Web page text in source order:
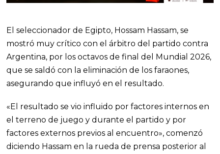
El seleccionador de Egipto, Hossam Hassam, se
mostró muy crítico con el árbitro del partido contra
Argentina, por los octavos de final del Mundial 2026,
que se saldó con la eliminación de los faraones,
asegurando que influyó en el resultado.
«El resultado se vio influido por factores internos en
el terreno de juego y durante el partido y por
factores externos previos al encuentro», comenzó
diciendo Hassam en la rueda de prensa posterior al